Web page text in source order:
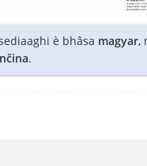
è bhâsa magyar,
.